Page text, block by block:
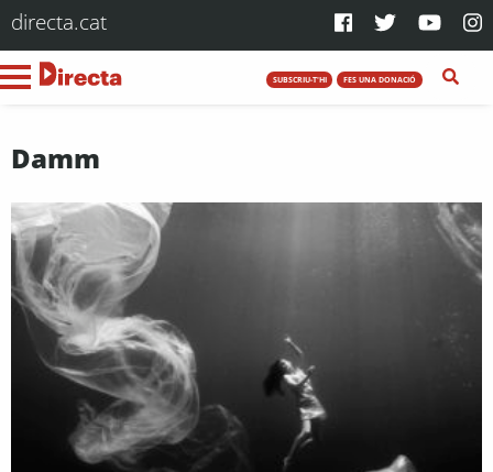
directa.cat
SUBSCRIU-T'HI FES UNA DONACIÓ
Damm